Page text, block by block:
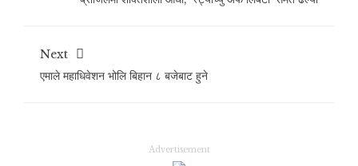
Next
एमाले महाधिवेशन भोलि बिहान ८ बजेबाट हुने
Advertisement